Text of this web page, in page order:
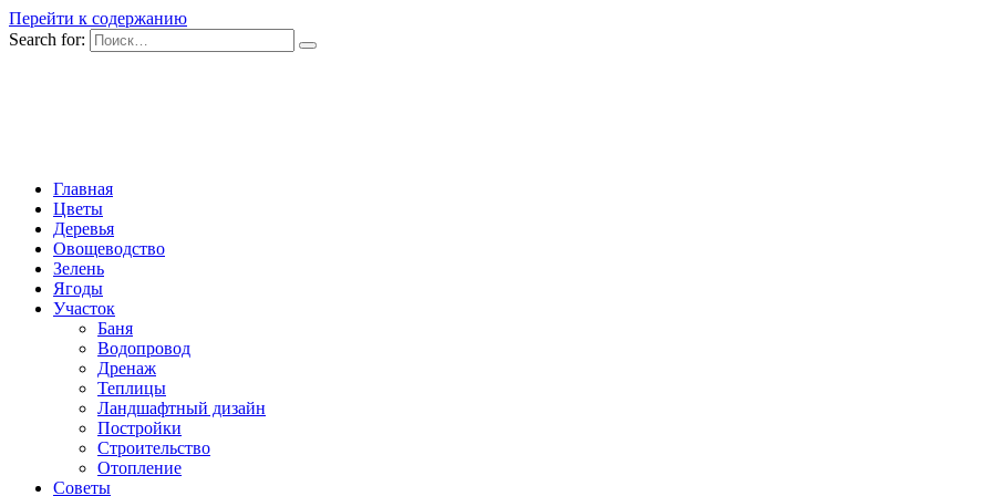
Перейти к содержанию
Search for:
Главная
Цветы
Деревья
Овощеводство
Зелень
Ягоды
Участок
Баня
Водопровод
Дренаж
Теплицы
Ландшафтный дизайн
Постройки
Строительство
Отопление
Советы